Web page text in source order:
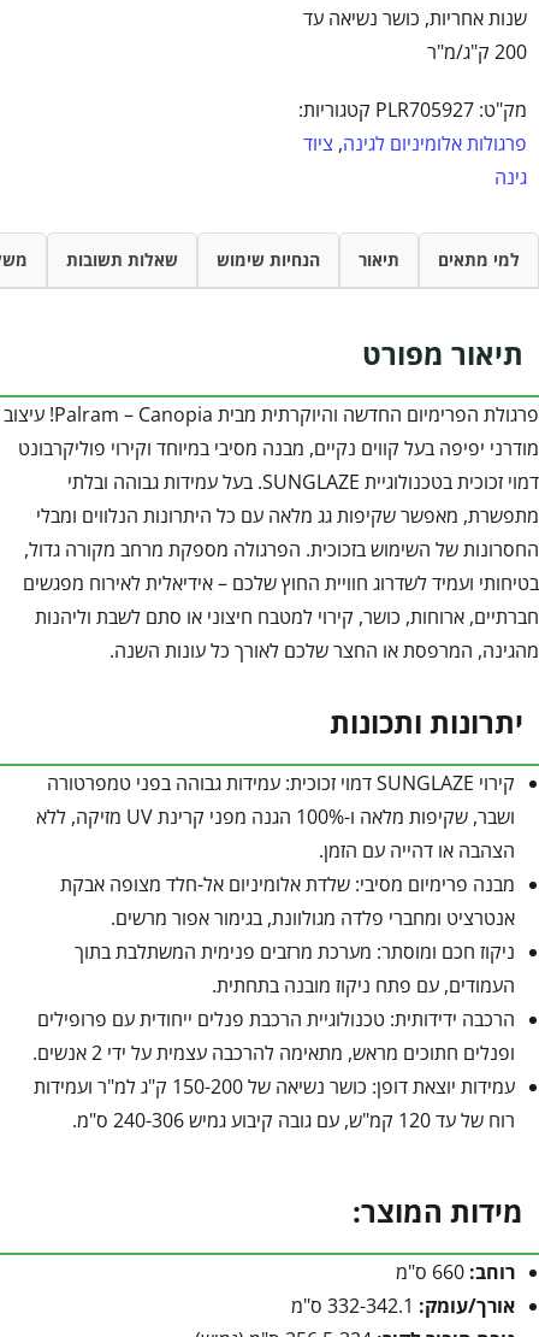
שנות אחריות, כושר נשיאה עד
200 ק"ג/מ"ר
מק"ט: PLR705927 קטגוריות:
פרגולות אלומיניום לגינה, ציוד
גינה
למי מתאים תיאור הנחיות שימוש שאלות תשובות
תיאור מפורט
פרגולת הפרימיום החדשה והיוקרתית מבית Palram – Canopia! עיצוב
מודרני יפיפה בעל קווים נקיים, מבנה מסיבי במיוחד וקירוי פוליקרבונט
דמוי זכוכית בטכנולוגיית SUNGLAZE. בעל עמידות גבוהה ובלתי
מתפשרת, מאפשר שקיפות גג מלאה עם כל היתרונות הנלווים ומבלי
החסרונות של השימוש בזכוכית. הפרגולה מספקת מרחב מקורה גדול,
בטיחותי ועמיד לשדרוג חוויית החוץ שלכם – אידיאלית לאירוח מפגשים
חברתיים, ארוחות, כושר, קירוי למטבח חיצוני או סתם לשבת וליהנות
מהגינה, המרפסת או החצר שלכם לאורך כל עונות השנה.
יתרונות ותכונות
קירוי SUNGLAZE דמוי זכוכית: עמידות גבוהה בפני טמפרטורה
ושבר, שקיפות מלאה ו-100% הגנה מפני קרינת UV מזיקה, ללא
הצהבה או דהייה עם הזמן.
מבנה פרימיום מסיבי: שלדת אלומיניום אל-חלד מצופה אבקת
אנטרציט ומחברי פלדה מגולוונת, בגימור אפור מרשים.
ניקוז חכם ומוסתר: מערכת מרזבים פנימית המשתלבת בתוך
העמודים, עם פתח ניקוז מובנה בתחתית.
הרכבה ידידותית: טכנולוגיית הרכבת פנלים ייחודית עם פרופילים
ופנלים חתוכים מראש, מתאימה להרכבה עצמית על ידי 2 אנשים.
עמידות יוצאת דופן: כושר נשיאה של 150-200 ק"ג למ"ר ועמידות
רוח של עד 120 קמ"ש, עם גובה קיבוע גמיש 240-306 ס"מ.
מידות המוצר:
רוחב:
אורך/עומק: